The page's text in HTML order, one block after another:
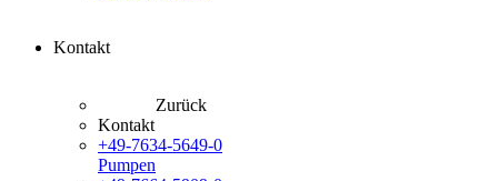
Kontakt
Zurück
Kontakt
+49-7634-5649-0
Pumpen